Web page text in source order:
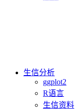
生信分析
ggplot2
R语言
生信资料